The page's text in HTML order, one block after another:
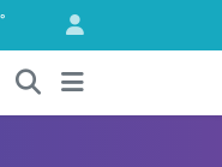
°